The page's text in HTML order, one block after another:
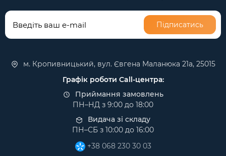
Підписатись
м. Кропивницький, вул. Євгена Маланюка 21а, 25015
Графік роботи Call-центра:
Приймання замовлень
ПН–НД з 9:00 до 18:00
Видача зі складу
ПН–СБ з 10:00 до 16:00
+38 068 230 30 03